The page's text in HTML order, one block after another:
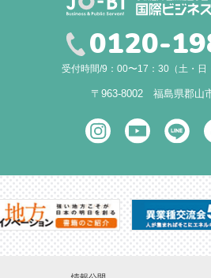
0120-
受付時間/9：00〜17：30（土・日
〒963-8002 福島県郡山